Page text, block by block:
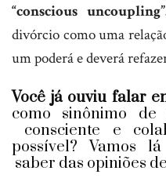
“conscious
divórcio como uma
um poderá e deverá
Você já ouviu falar
como sinônimo de
consciente e
possível? Vamos
saber das opiniões